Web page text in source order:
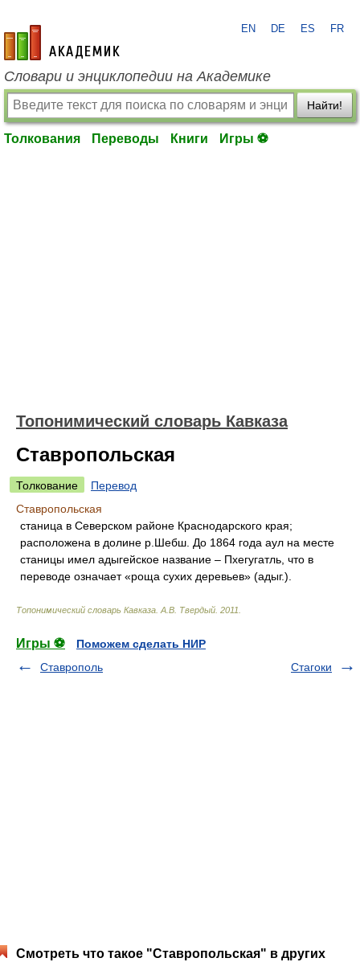
academic.ru
EN DE ES FR
Словари и энциклопедии на Академике
Найти!
Толкования Переводы Книги Игры ⚽
Топонимический словарь Кавказа
Ставропольская
Толкование
Перевод
Ставропольская
станица в Северском районе Краснодарского края;
расположена в долине р.Шебш. До 1864 года аул на месте
станицы имел адыгейское название – Пхегугатль, что в
переводе означает «роща сухих деревьев» (адыг.).
Топонимический словарь Кавказа А.В. Твердый 2011
Игры ⚽
Поможем сделать НИР
Ставрополь
Стагоки
Смотреть что такое "Ставропольская" в других